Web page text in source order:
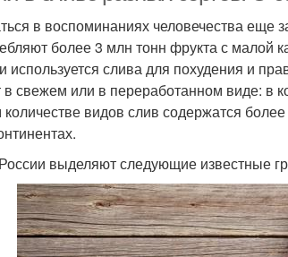
в воспоминаниях человечества еще
более 3 млн тонн фрукта с малой
слива для похудения и
свежем или в переработанном виде: в
видов слив содержатся
выделяют следующие известные